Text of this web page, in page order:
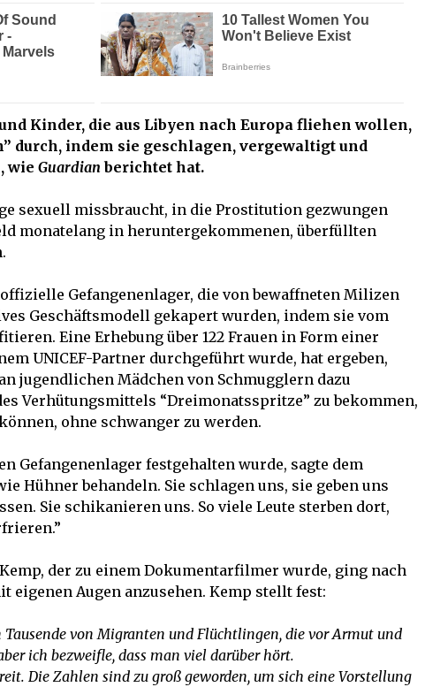
Kinder, die aus Libyen nach Europa fliehen wollen,
durch, indem sie geschlagen, vergewaltigt und
wie Guardian berichtet hat.
sexuell missbraucht, in die Prostitution gezwungen
monatelang in heruntergekommenen, überfüllten
Gefangenenlager, die von bewaffneten Milizen
Geschäftsmodell gekapert wurden, indem sie vom
Eine Erhebung über 122 Frauen in Form einer
UNICEF-Partner durchgeführt wurde, hat ergeben,
jugendlichen Mädchen von Schmugglern dazu
Verhütungsmittels “Dreimonatsspritze” zu bekommen,
ohne schwanger zu werden.
Gefangenenlager festgehalten wurde, sagte dem
Hühner behandeln. Sie schlagen uns, sie geben uns
Sie schikanieren uns. So viele Leute sterben dort,
der zu einem Dokumentarfilmer wurde, ging nach
eigenen Augen anzusehen. Kemp stellt fest:
von Migranten und Flüchtlingen, die vor Armut und
ich bezweifle, dass man viel darüber hört.
Die Zahlen sind zu groß geworden, um sich eine Vorstellung